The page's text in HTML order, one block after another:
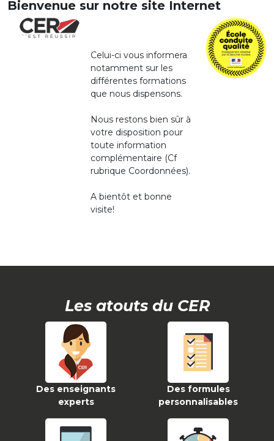
Bienvenue sur notre site Internet
Celui-ci vous informera
notamment sur les
différentes formations
que nous dispensons.
Nous restons bien sûr à
votre disposition pour
toute information
complémentaire (Cf
rubrique Coordonnées).
A bientôt et bonne
visite!
Les atouts du CER
Des enseignants
experts
Des formules
personnalisables